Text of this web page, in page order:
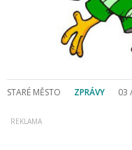
STARÉ MĚSTO ZPRÁVY 03